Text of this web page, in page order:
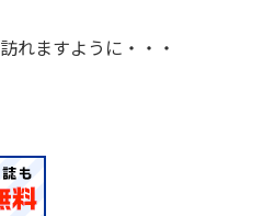
れますように・・・